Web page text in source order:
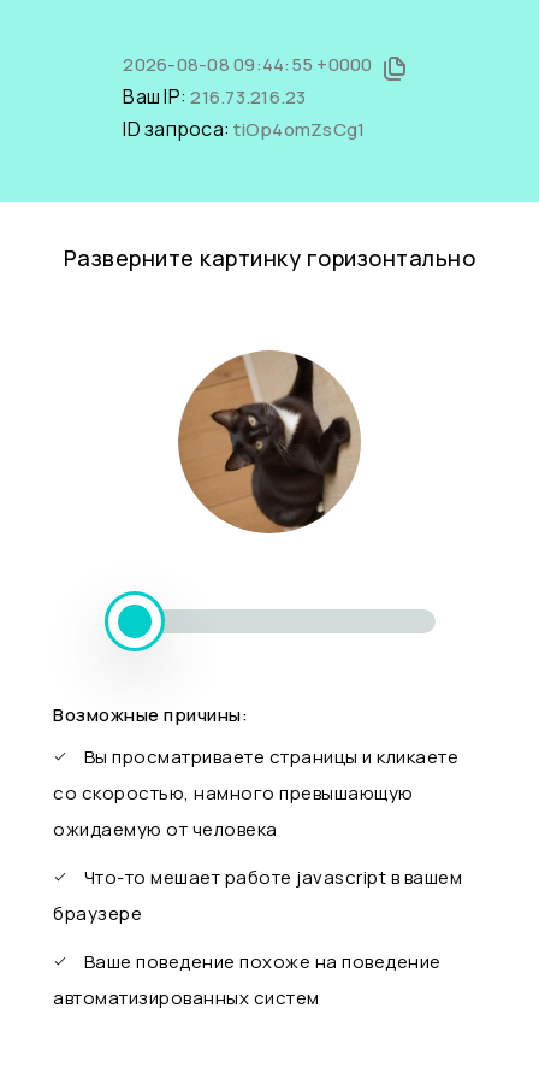
2026-08-08 09:44:55 +0000
Ваш IP:216.73.216.23
ID запроса:tiOp4omZsCg1
Разверните картинку горизонтально
Возможные причины:
Вы просматриваете страницы и кликаете
со скоростью, намного превышающую
ожидаемую от человека
Что-то мешает работе javascript в вашем
браузере
Ваше поведение похоже на поведение
автоматизированных систем